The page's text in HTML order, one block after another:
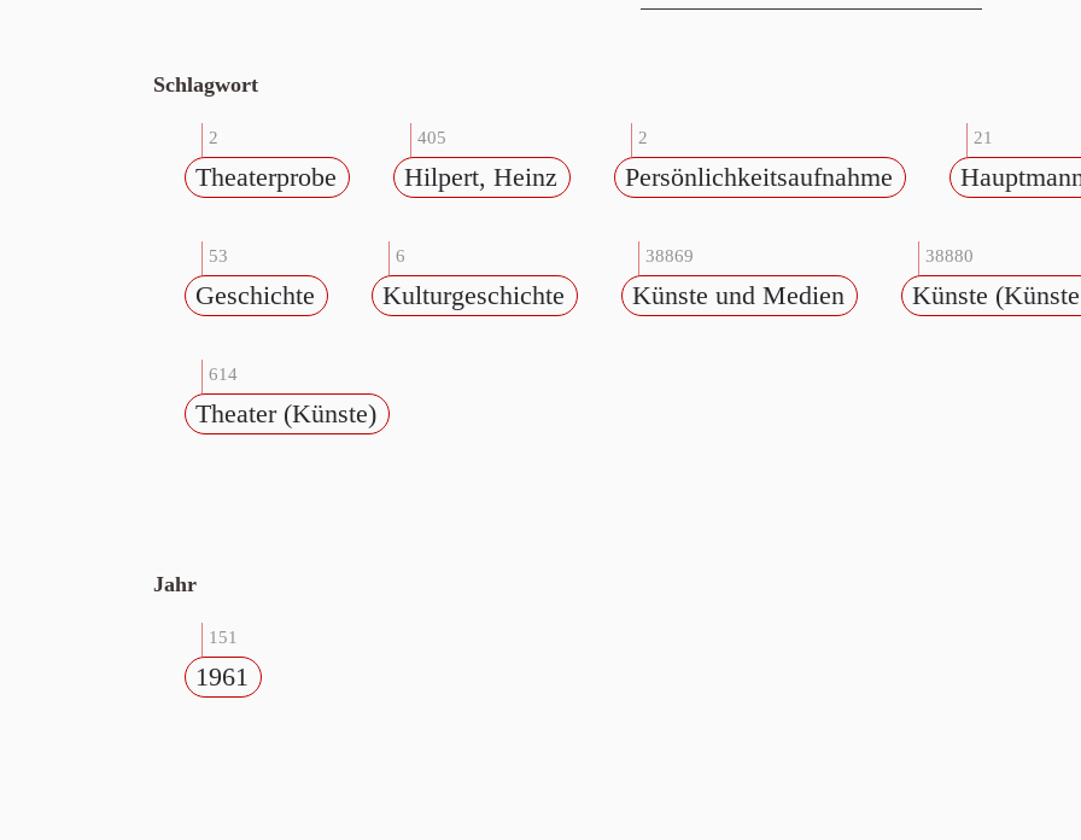
Schlagwort
2
Theaterprobe
405
Hilpert, Heinz
2
Persönlichkeitsaufnahme
21
53
Geschichte
6
Kulturgeschichte
38869
Künste und Medien
38880
Künste
614
Theater (Künste)
Jahr
151
1961